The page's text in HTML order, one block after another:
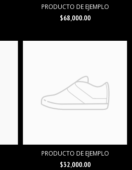
PRODUCTO DE EJEMPLO
$68,000.00
PRODUCTO DE EJEMPLO
$32,000.00